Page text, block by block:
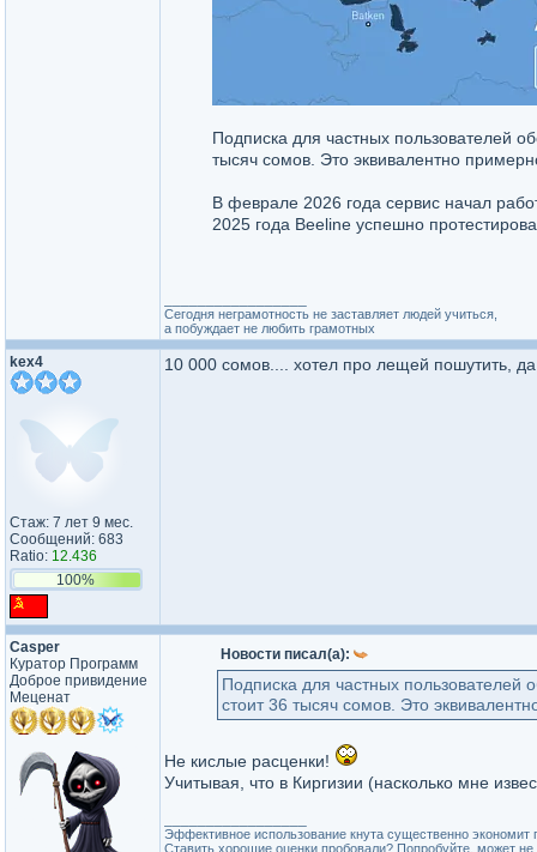
Подписка для частных пользователей
тысяч сомов. Это эквивалентно
В феврале 2026 года сервис начал
2025 года Beeline успешно
Сегодня неграмотность не заставляет людей учиться,
а побуждает не любить грамотных
kex4
Стаж: 7 лет 9 мес.
Сообщений: 683
Ratio: 12.436
100%
10 000 сомов.... хотел про лещей пошутить,
Casper
Куратор Программ
Доброе привидение
Меценат
Новости писал(а):
Подписка для частных пользователей
стоит 36 тысяч сомов. Это
Не кислые расценки!
Учитывая, что в Киргизии (насколько мне
Эффективное использование кнута существенно экономит
Ставить хорошие оценки пробовали? Попробуйте, может